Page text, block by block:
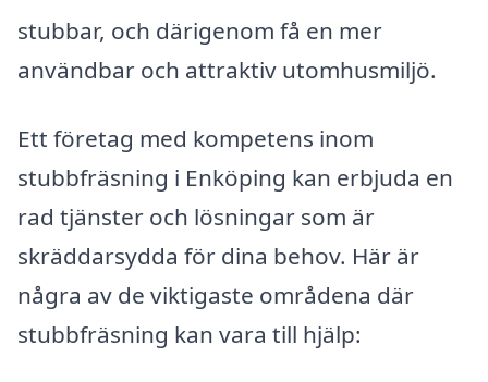
stubbar, och därigenom få en mer
användbar och attraktiv utomhusmiljö.
Ett företag med kompetens inom
stubbfräsning i Enköping kan erbjuda en
rad tjänster och lösningar som är
skräddarsydda för dina behov. Här är
några av de viktigaste områdena där
stubbfräsning kan vara till hjälp: